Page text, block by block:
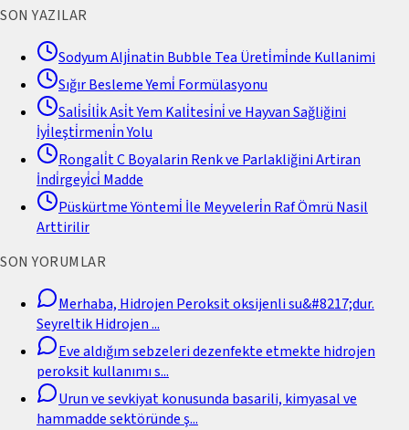
SON YAZILAR
Sodyum Alji̇natin Bubble Tea Üreti̇mi̇nde Kullanimi
Sığır Besleme Yemi̇ Formülasyonu
Sali̇si̇li̇k Asi̇t Yem Kali̇tesi̇ni̇ ve Hayvan Sağliğini
İyi̇leşti̇rmeni̇n Yolu
Rongali̇t C Boyalarin Renk ve Parlakliğini Artiran
İndi̇rgeyi̇ci̇ Madde
Püskürtme Yöntemi̇ İle Meyveleri̇n Raf Ömrü Nasil
Arttirilir
SON YORUMLAR
Merhaba, Hidrojen Peroksit oksijenli su&#8217;dur.
Seyreltik Hidrojen...
Eve aldığım sebzeleri dezenfekte etmekte hidrojen
peroksit kullanımı s...
Urun ve sevkiyat konusunda basarili, kimyasal ve
hammadde sektöründe ş...